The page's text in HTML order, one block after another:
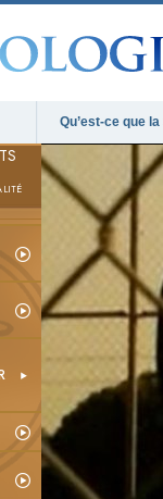
Qu’est-ce que